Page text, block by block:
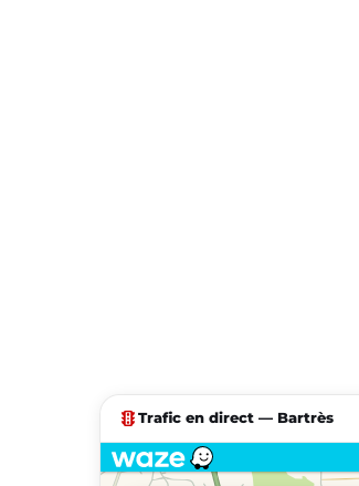
traffic Trafic en direct — Bartrès